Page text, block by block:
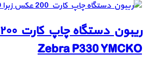
Zebra P330 YMCKO